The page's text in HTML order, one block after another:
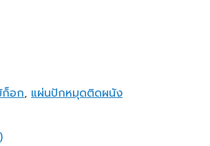
ก็อก, แผ่นปักหมุดติดผนัง